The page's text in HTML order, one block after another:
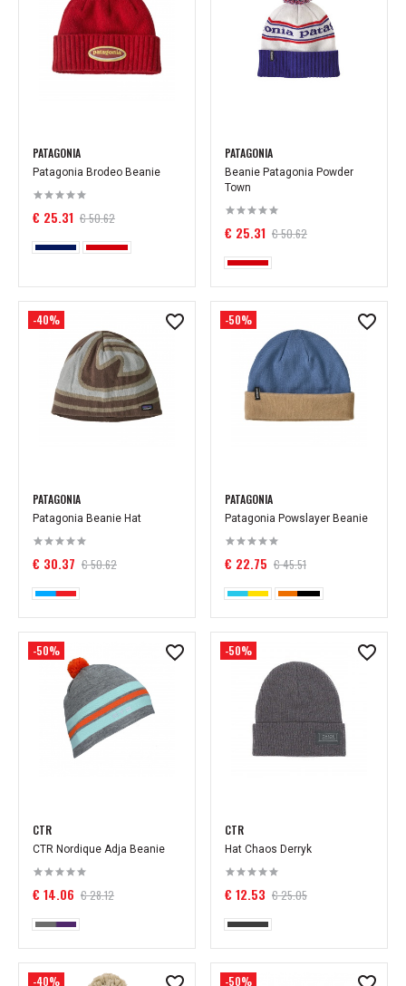
PATAGONIA
Patagonia Brodeo Beanie
€ 25.31 € 50.62
PATAGONIA
Beanie Patagonia Powder
Town
€ 25.31 € 50.62
-40%
PATAGONIA
Patagonia Beanie Hat
€ 30.37 € 50.62
-50%
PATAGONIA
Patagonia Powslayer Beanie
€ 22.75 € 45.51
-50%
CTR
CTR Nordique Adja Beanie
€ 14.06 € 28.12
-50%
CTR
Hat Chaos Derryk
€ 12.53 € 25.05
-40% -50%